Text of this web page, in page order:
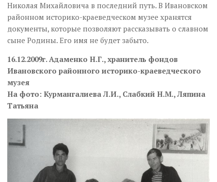
Николая Михайловича в последний путь. В Ивановском
районном историко-краеведческом музее хранятся
документы, которые позволяют рассказывать о славном
сыне Родины. Его имя не будет забыто.
16.12.2009г. Адаменко Н.Г., хранитель фондов
Ивановского районного историко-краеведческого
музея
На фото: Курмангалиева Л.И., Слабкий Н.М., Ляпина
Татьяна